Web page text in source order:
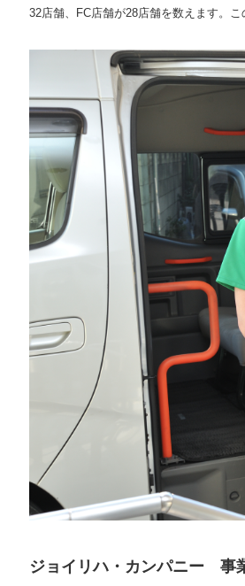
32店舗、FC店舗が28店舗を数えます。
ジョイリハ・カンパニー 事